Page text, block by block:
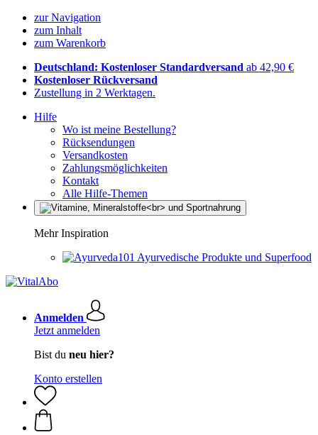
zur Navigation
zum Inhalt
zum Warenkorb
Deutschland: Kostenloser Standardversand ab 42,90 €
Kostenloser Rückversand
Zustellung in 2 Werktagen.
Hilfe
Wo ist meine Bestellung?
Rücksendungen
Versandkosten
Zahlungsmöglichkeiten
Kontakt
Alle Hilfe-Themen
Mehr Inspiration
Ayurvedische Produkte und Superfood
Anmelden
Jetzt anmelden
Bist du neu hier?
Konto erstellen